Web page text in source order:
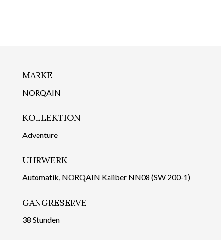
MARKE
NORQAIN
KOLLEKTION
Adventure
UHRWERK
Automatik, NORQAIN Kaliber NN08 (SW 200-1)
GANGRESERVE
38 Stunden